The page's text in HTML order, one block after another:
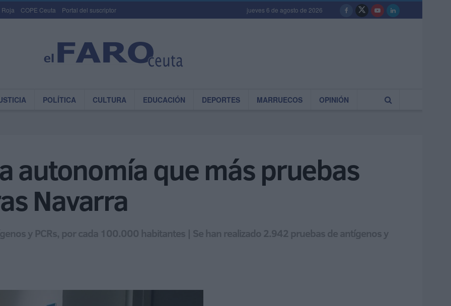
Roja COPE Ceuta Portal del suscriptor jueves 6 de agosto de 2026
POLÍTICA CULTURA EDUCACIÓN DEPORTES MARRUECOS OPINIÓN
autonomía que más pruebas
Navarra
y PCRs, por cada 100.000 habitantes | Se han realizado 2.942 pruebas de antígenos y